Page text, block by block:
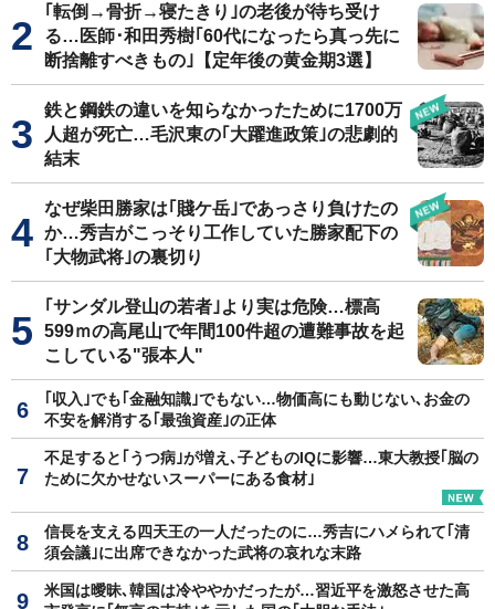
｢転倒→骨折→寝たきり｣の老後が待ち受け
る…医師･和田秀樹｢60代になったら真っ先に
断捨離すべきもの｣【定年後の黄金期3選】
鉄と鋼鉄の違いを知らなかったために1700万
人超が死亡…毛沢東の｢大躍進政策｣の悲劇的
結末
なぜ柴田勝家は｢賤ケ岳｣であっさり負けたの
か…秀吉がこっそり工作していた勝家配下の
｢大物武将｣の裏切り
｢サンダル登山の若者｣より実は危険…標高
599ｍの高尾山で年間100件超の遭難事故を起
こしている"張本人"
｢収入｣でも｢金融知識｣でもない…物価高にも動じない､お金の
不安を解消する｢最強資産｣の正体
不足すると｢うつ病｣が増え､子どものIQに影響…東大教授｢脳の
ために欠かせないスーパーにある食材｣
信長を支える四天王の一人だったのに…秀吉にハメられて｢清
須会議｣に出席できなかった武将の哀れな末路
米国は曖昧､韓国は冷ややかだったが…習近平を激怒させた高